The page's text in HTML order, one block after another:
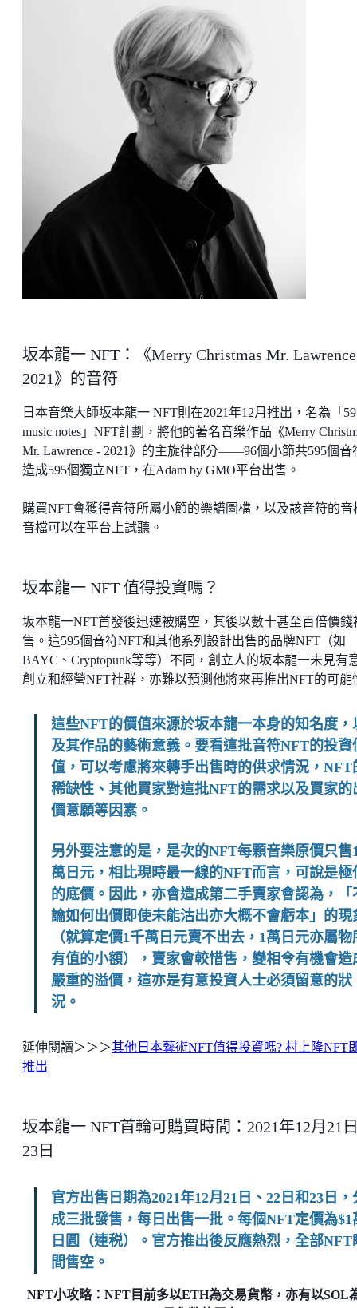
坂本龍一 NFT：《Merry Christmas Mr.
2021》的音符
日本音樂大師坂本龍一 NFT則在2021年12月推出，名為「
music notes」NFT計劃，將他的著名音樂作品《Merry
Mr. Lawrence - 2021》的主旋律部分——96個小節共595個音
造成595個獨立NFT，在Adam by GMO平台出售。
購買NFT會獲得音符所屬小節的樂譜圖檔，以及該音符的音
音檔可以在平台上試聽。
坂本龍一 NFT 值得投資嗎？
坂本龍一NFT首發後迅速被購空，其後以數十甚至百倍價錢
售。這595個音符NFT和其他系列設計出售的品牌NFT（如
BAYC、Cryptopunk等等）不同，創立人的坂本龍一未見有
創立和經營NFT社群，亦難以預測他將來再推出NFT的可能
這些NFT的價值來源於坂本龍一本身的知名度，
及其作品的藝術意義。要看這批音符NFT的投資
值，可以考慮將來轉手出售時的供求情況，NFT
稀缺性、其他買家對這批NFT的需求以及買家的
價意願等因素。
另外要注意的是，是次的NFT每顆音樂原價只售
萬日元，相比現時最一線的NFT而言，可說是極
的底價。因此，亦會造成第二手賣家會認為，「
論如何出價即使未能沽出亦大概不會虧本」的現
（就算定價1千萬日元賣不出去，1萬日元亦屬物
有值的小額），賣家會較惜售，變相令有機會造
嚴重的溢價，這亦是有意投資人士必須留意的狀
況。
延伸閱讀＞＞＞其他日本藝術NFT值得投資嗎? 村上隆NFT
推出
坂本龍一 NFT首輪可購買時間：2021年12月21
23日
官方出售日期為2021年12月21日、22日和23日，
成三批發售，每日出售一批。每個NFT定價為$1
日圓（連税）。官方推出後反應熱烈，全部NFT
間售空。
NFT小攻略：NFT目前多以ETH為交易貨幣，亦有以SOL